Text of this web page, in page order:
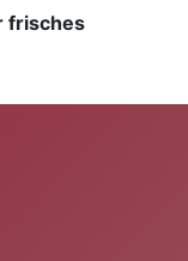
frisches